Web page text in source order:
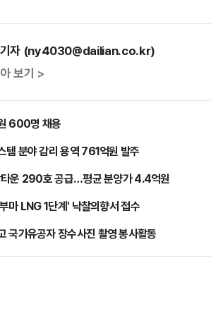
기자 (ny4030@dailian.co.kr)
보기 >
600명 채용
템 분야 감리 용역 761억원 발주
운 290호 공급…평균 분양가 4.4억원
마 LNG 1단계' 낙찰의향서 접수
국가유공자 장수사진 촬영 봉사활동